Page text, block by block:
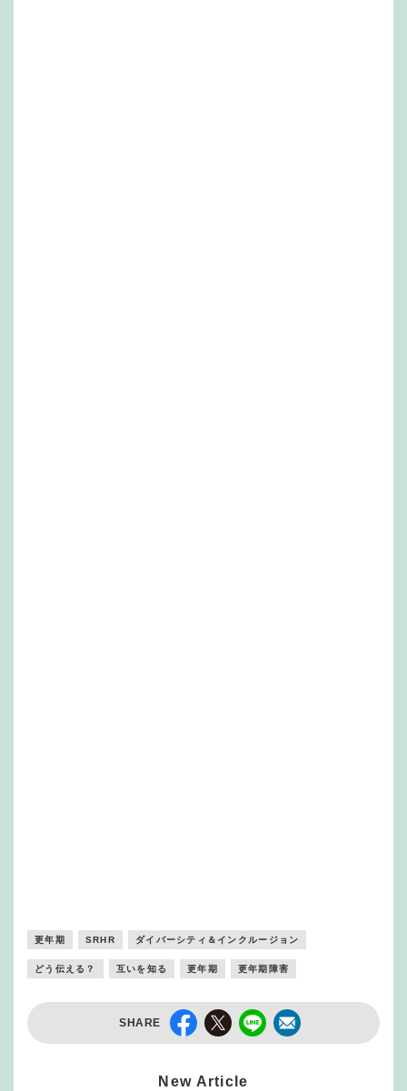
更年期 SRHR ダイバーシティ＆インクルージョン
どう伝える？ 互いを知る 更年期 更年期障害
SHARE
New Article